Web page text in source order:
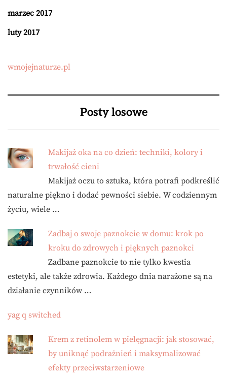
marzec 2017
luty 2017
wmojejnaturze.pl
Posty losowe
Makijaż oka na co dzień: techniki, kolory i
trwałość cieni
Makijaż oczu to sztuka, która potrafi podkreślić
naturalne piękno i dodać pewności siebie. W codziennym
życiu, wiele …
Zadbaj o swoje paznokcie w domu: krok po
kroku do zdrowych i pięknych paznokci
Zadbane paznokcie to nie tylko kwestia
estetyki, ale także zdrowia. Każdego dnia narażone są na
działanie czynników …
yag q switched
Krem z retinolem w pielęgnacji: jak stosować,
by uniknąć podrażnień i maksymalizować
efekty przeciwstarzeniowe